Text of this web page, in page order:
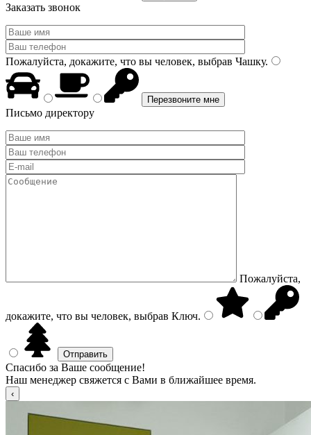
Заказать звонок
Пожалуйста, докажите, что вы человек, выбрав Чашку.
Письмо директору
Пожалуйста,
докажите, что вы человек, выбрав Ключ.
Спасибо за Ваше сообщение!
Наш менеджер свяжется с Вами в ближайшее время.